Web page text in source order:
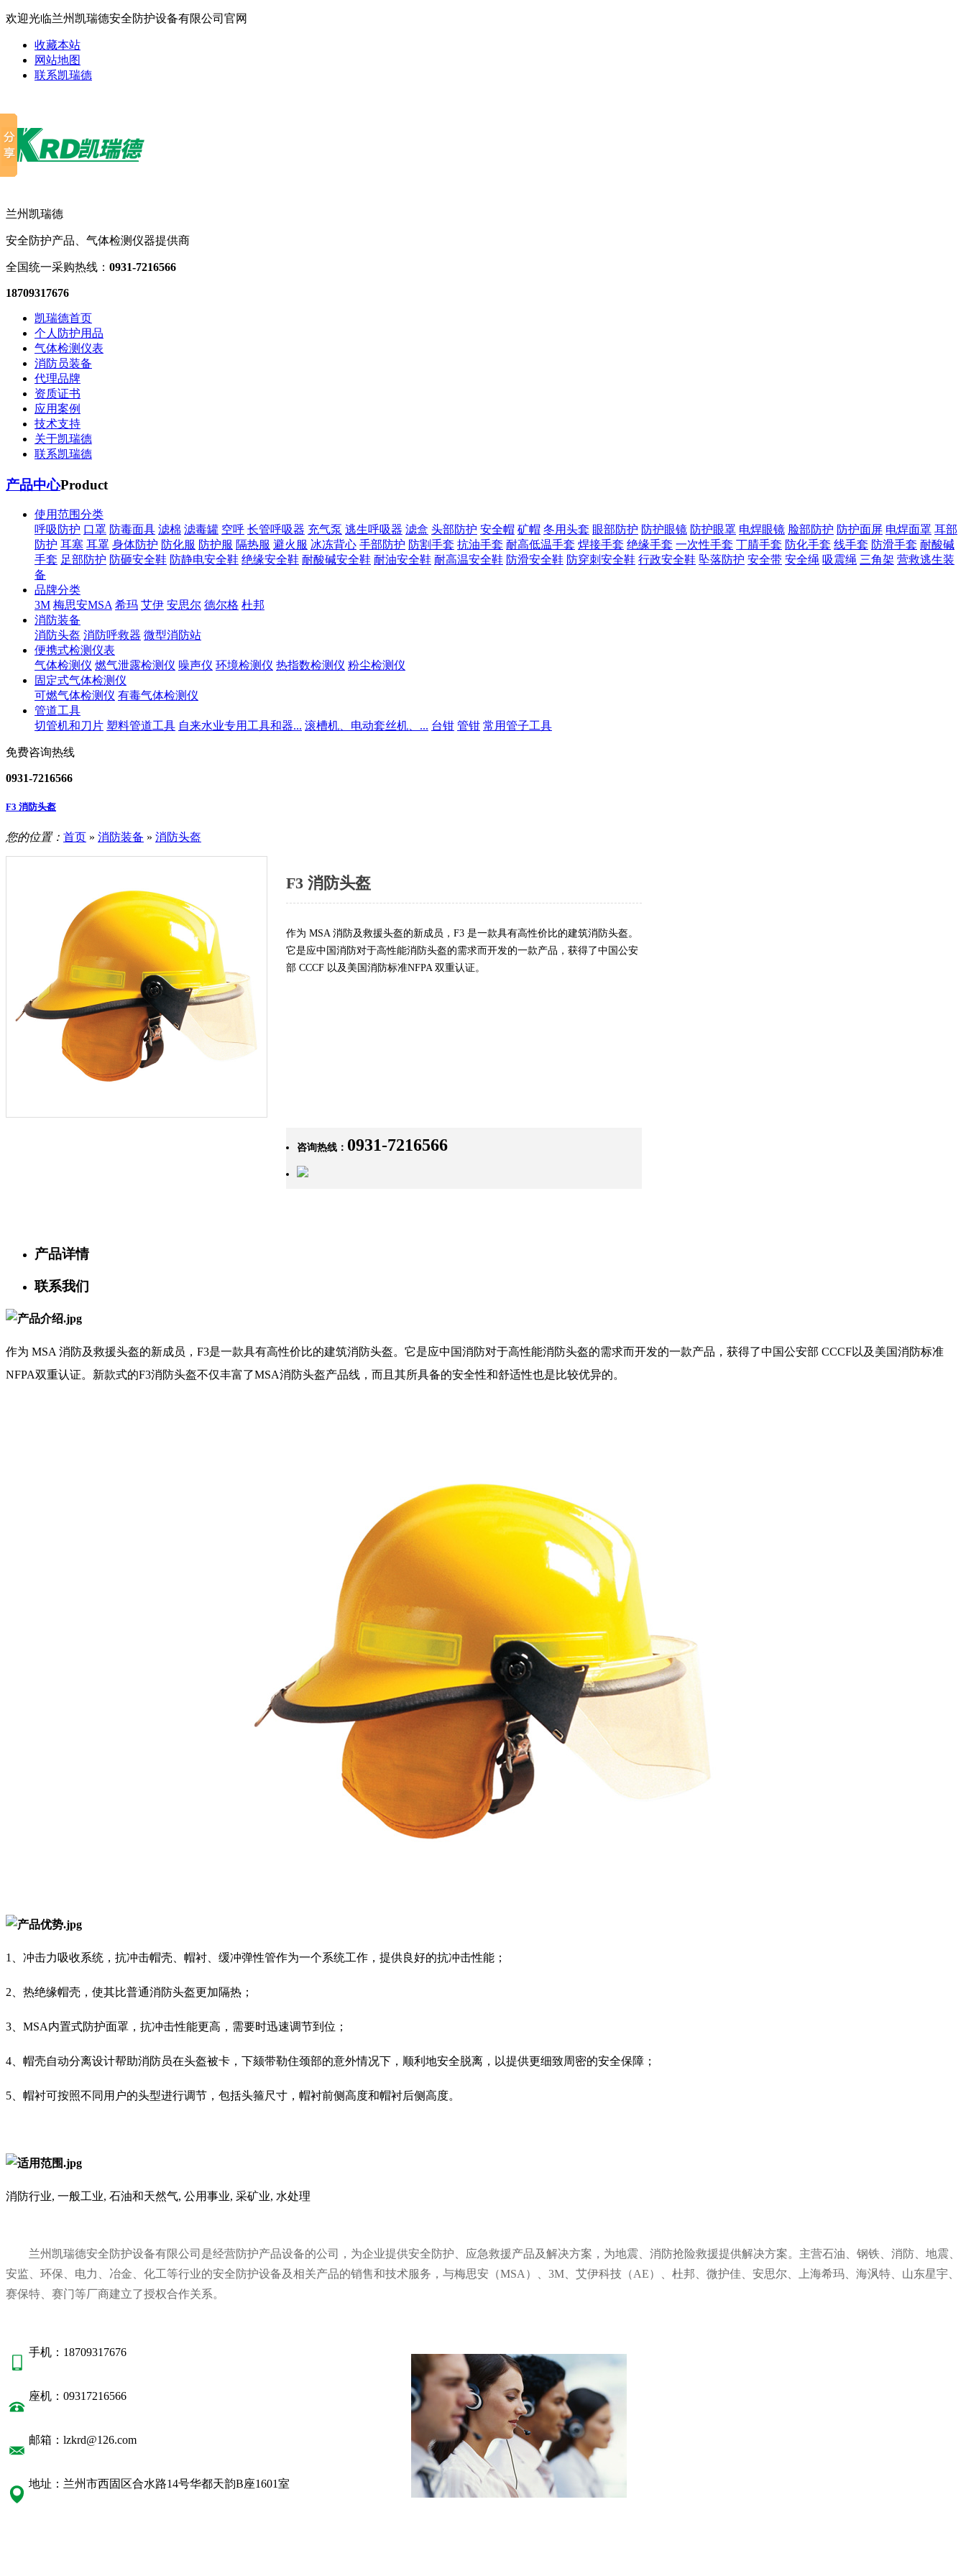
欢迎光临兰州凯瑞德安全防护设备有限公司官网
收藏本站
网站地图
联系凯瑞德
兰州凯瑞德
安全防护产品、气体检测仪器提供商
全国统一采购热线： 0931-7216566
18709317676
凯瑞德首页
个人防护用品
气体检测仪表
消防员装备
代理品牌
资质证书
应用案例
技术支持
关于凯瑞德
联系凯瑞德
产品中心Product
使用范围分类
呼吸防护 口罩 防毒面具 滤棉 滤毒罐 空呼 长管呼吸器 充气泵 逃生呼吸器 滤盒 头部防护 安全帽 矿帽 冬用头套 眼部防护 防护眼镜 防护眼罩 电焊眼镜 脸部防护 防护面屏 电焊面罩 耳部
防护 耳塞 耳罩 身体防护 防化服 防护服 隔热服 避火服 冰冻背心 手部防护 防割手套 抗油手套 耐高低温手套 焊接手套 绝缘手套 一次性手套 丁腈手套 防化手套 线手套 防滑手套 耐酸碱
手套 足部防护 防砸安全鞋 防静电安全鞋 绝缘安全鞋 耐酸碱安全鞋 耐油安全鞋 耐高温安全鞋 防滑安全鞋 防穿刺安全鞋 行政安全鞋 坠落防护 安全带 安全绳 吸震绳 三角架 营救逃生装
备
品牌分类
3M 梅思安MSA 希玛 艾伊 安思尔 德尔格 杜邦
消防装备
消防头盔 消防呼救器 微型消防站
便携式检测仪表
气体检测仪 燃气泄露检测仪 噪声仪 环境检测仪 热指数检测仪 粉尘检测仪
固定式气体检测仪
可燃气体检测仪 有毒气体检测仪
管道工具
切管机和刀片 塑料管道工具 自来水业专用工具和器... 滚槽机、电动套丝机、... 台钳 管钳 常用管子工具
免费咨询热线
0931-7216566
F3 消防头盔
您的位置： 首页 » 消防装备 » 消防头盔
F3 消防头盔
作为 MSA 消防及救援头盔的新成员，F3 是一款具有高性价比的建筑消防头盔。
它是应中国消防对于高性能消防头盔的需求而开发的一款产品，获得了中国公安
部 CCCF 以及美国消防标准NFPA 双重认证。
咨询热线： 0931-7216566
产品详情
联系我们
作为 MSA 消防及救援头盔的新成员，F3是一款具有高性价比的建筑消防头盔。它是应中国消防对于高性能消防头盔的需求而开发的一款产品，获得了中国公安部 CCCF以及美国消防标准
NFPA双重认证。新款式的F3消防头盔不仅丰富了MSA消防头盔产品线，而且其所具备的安全性和舒适性也是比较优异的。
1、冲击力吸收系统，抗冲击帽壳、帽衬、缓冲弹性管作为一个系统工作，提供良好的抗冲击性能；
2、 热绝缘帽壳，使其比普通消防头盔更加隔热；
3、MSA内置式防护面罩，抗冲击性能更高，需要时迅速调节到位；
4、帽壳自动分离设计帮助消防员在头盔被卡，下颏带勒住颈部的意外情况下，顺利地安全脱离，以提供更细致周密的安全保障；
5、帽衬可按照不同用户的头型进行调节，包括头箍尺寸，帽衬前侧高度和帽衬后侧高度。
消防行业, 一般工业, 石油和天然气, 公用事业, 采矿业, 水处理
兰州凯瑞德安全防护设备有限公司是经营防护产品设备的公司，为企业提供安全防护、应急救援产品及解决方案，为地震、消防抢险救援提供解决方案。主营石油、钢铁、消防、地震、
安监、环保、电力、冶金、化工等行业的安全防护设备及相关产品的销售和技术服务，与梅思安（MSA）、 3M、 艾伊科技（AE）、杜邦、微护佳、安思尔、上海希玛、海沨特、山东星宇、
赛保特、赛门等厂商建立了授权合作关系。
手机：18709317676
座机：09317216566
邮箱：lzkrd@126.com
地址：兰州市西固区合水路14号华都天韵B座1601室